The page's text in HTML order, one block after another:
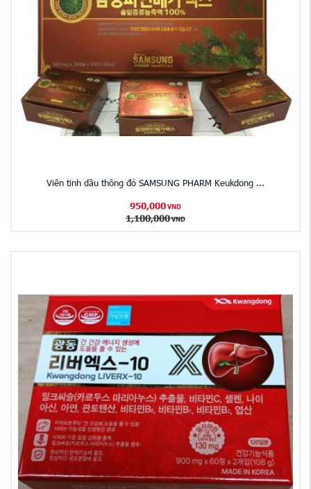
Viên tinh dầu thông đỏ SAMSUNG PHARM Keukdong ...
950,000 VND
1,100,000 VND